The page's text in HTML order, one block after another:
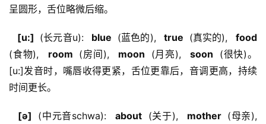
呈圆形，舌位略微后缩。
  [u:]
(长元音u):
  blue
(蓝色的),
  true
(真实的),
(食物),
  room
(房间),
  moon
(月亮),
  soon
(很快)。
[u:]发音时，嘴唇收得更紧，舌位更靠后，音调更高，持续
时间更长。
  [ə]
(中元音schwa):
  about
(关于),
  mother